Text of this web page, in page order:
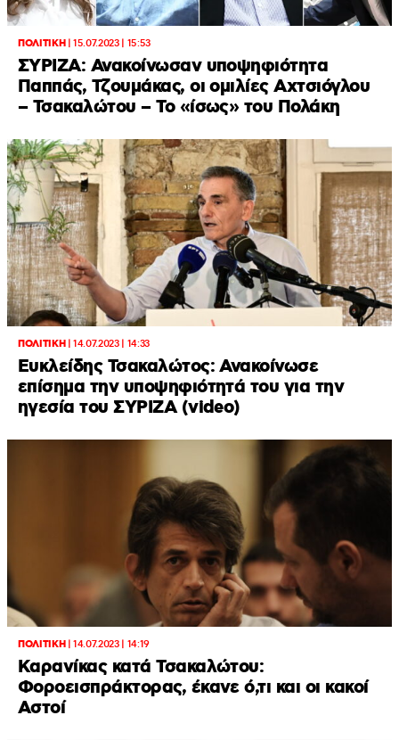
ΠΟΛΙΤΙΚΗ|15.07.2023 | 15:53
ΣΥΡΙΖΑ: Ανακοίνωσαν υποψηφιότητα
Παππάς, Τζουμάκας, οι ομιλίες Αχτσιόγλου
– Τσακαλώτου – Το «ίσως» του Πολάκη
ΠΟΛΙΤΙΚΗ|14.07.2023 | 14:33
Ευκλείδης Τσακαλώτος: Ανακοίνωσε
επίσημα την υποψηφιότητά του για την
ηγεσία του ΣΥΡΙΖΑ (video)
ΠΟΛΙΤΙΚΗ|14.07.2023 | 14:19
Καρανίκας κατά Τσακαλώτου:
Φοροεισπράκτορας, έκανε ό,τι και οι κακοί
Αστοί